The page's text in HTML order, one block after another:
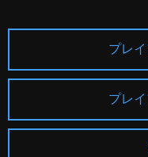
プレ
プレイ